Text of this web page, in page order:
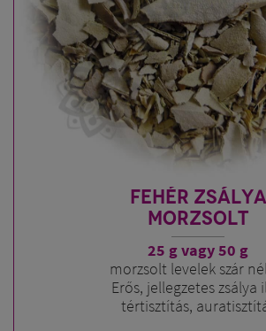
FEHÉR ZSÁLYA
MORZSOLT
25 g vagy 50 g
morzsolt levelek szár
Erős, jellegzetes zsálya
tértisztítás,